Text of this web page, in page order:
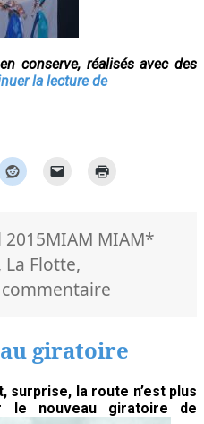
conserve, réalisés avec des
la lecture deSardines
2015Catégories
MIAM MIAMMots-
*
La Flotte,
Tartinades
giratoire
surprise, la route n’est plus
le nouveau giratoire de